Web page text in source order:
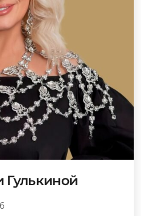
Гулькиной